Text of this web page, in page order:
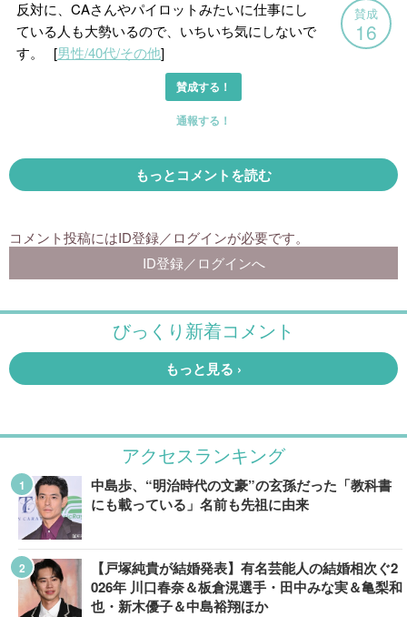
アクセスランキング
中島歩、“明治時代の文豪”の玄孫だった「教科書
にも載っている」名前も先祖に由来
【戸塚純貴が結婚発表】有名芸能人の結婚相次ぐ2
026年 川口春奈＆板倉滉選手・田中みな実＆亀梨和
也・新木優子＆中島裕翔ほか